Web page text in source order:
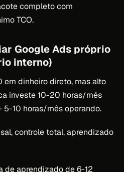
completo com
TCO.
Google Ads próprio
interno)
em dinheiro direto, mas alto
investe 10-20 horas/mês
5-10 horas/mês operando.
controle total, aprendizado
de aprendizado de 6-12